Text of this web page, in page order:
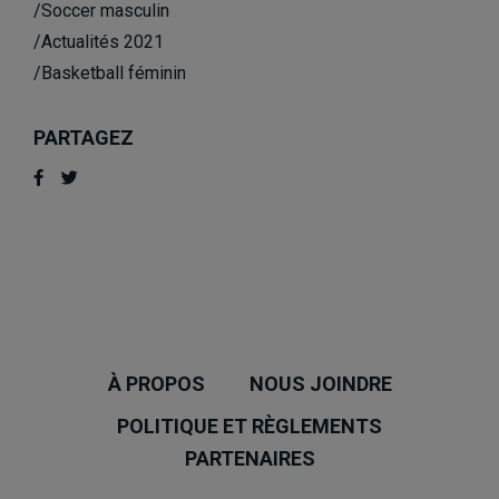
/Soccer masculin
/Actualités 2021
/Basketball féminin
PARTAGEZ
À PROPOS
NOUS JOINDRE
POLITIQUE ET RÈGLEMENTS
PARTENAIRES